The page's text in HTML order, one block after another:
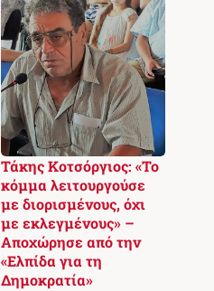
Τάκης Κοτσόργιος: «Το
κόμμα λειτουργούσε
με διορισμένους, όχι
με εκλεγμένους» –
Αποχώρησε από την
«Ελπίδα για τη
Δημοκρατία»